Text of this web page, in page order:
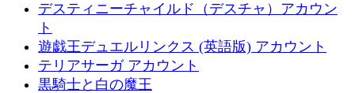
デスティニーチャイルド（デスチャ）アカウン
ト
遊戯王デュエルリンクス (英語版) アカウント
テリアサーガ アカウント
黒騎士と白の魔王